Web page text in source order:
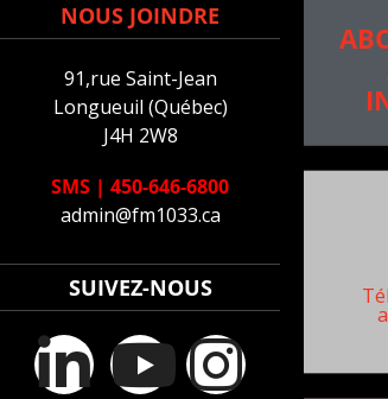
NOUS JOINDRE
91,rue Saint-Jean
Longueuil (Québec)
J4H 2W8
SMS | 450-646-6800
admin@fm1033.ca
SUIVEZ-NOUS